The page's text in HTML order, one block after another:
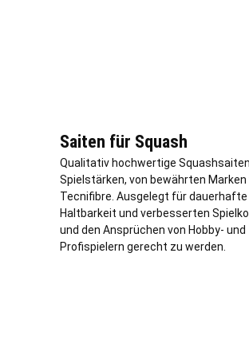
Saiten für Squash
Qualitativ hochwertige
Spielstärken, von bewährten Marken
Tecnifibre. Ausgelegt für dauerhafte
Haltbarkeit und verbesserten
und den Ansprüchen von Hobby- und
Profispielern gerecht zu werden.